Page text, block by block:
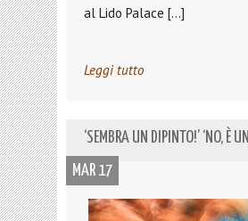
al Lido Palace […]
Leggi tutto
‘SEMBRA UN DIPINTO!’ ‘NO, È
MAR 17